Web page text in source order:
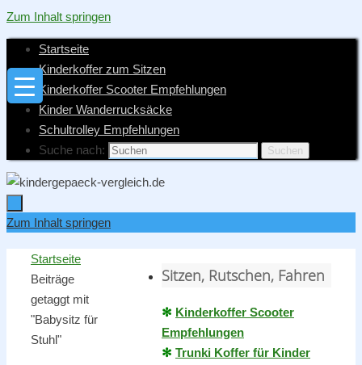
Zum Inhalt springen
Startseite
Kinderkoffer zum Sitzen
Kinderkoffer Scooter Empfehlungen
Kinder Wanderrucksäcke
Schultrolley Empfehlungen
Suche nach:
Suchen
Zum Inhalt springen
Startseite
Beiträge
getaggt mit
"Babysitz für
Stuhl"
Sitzen, Rutschen, Fahren
✻ Kinderkoffer Scooter
Empfehlungen
✻ Trunki Koffer für Kinder